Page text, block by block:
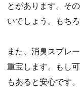
とがあります。そ
いでしょう。もち
また、消臭スプレ
重宝します。もし
もあると安心です。